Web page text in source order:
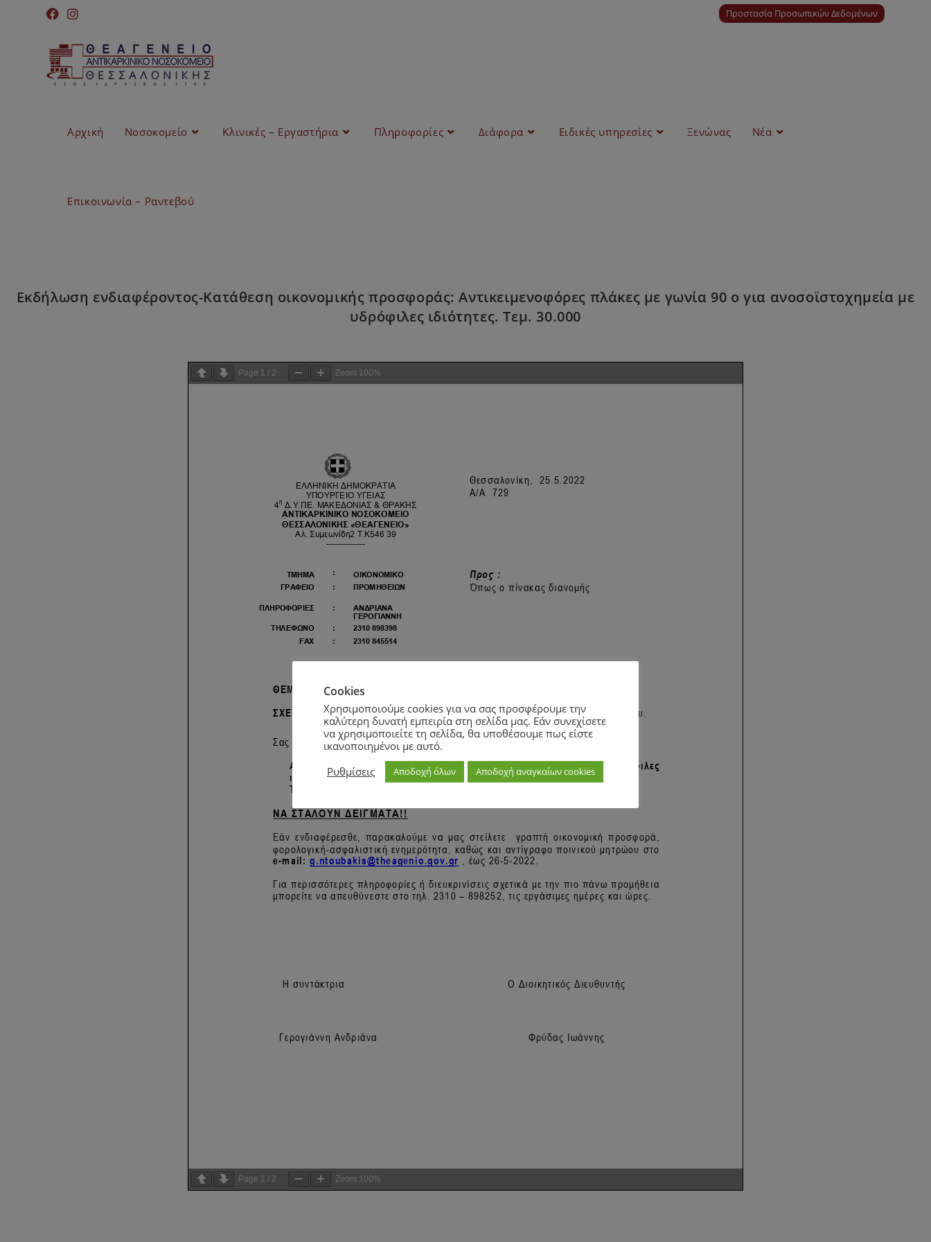
Προστασία Προσωπικών Δεδομένων
Αρχική Νοσοκομείο Κλινικές – Εργαστήρια Πληροφορίες Διάφορα Ειδικές υπηρεσίες Ξενώνας Νέα
Επικοινωνία – Ραντεβού
Εκδήλωση ενδιαφέροντος-Κατάθεση οικονοµικής προσφοράς: Αντικειµενοφόρες πλάκες µε γωνία 90 ο για ανοσοϊστοχηµεία µε
υδρόφιλες ιδιότητες. Τεµ. 30.000
Page 1 / 2 Zoom 100%
Page 1 / 2 Zoom 100%
Cookies
Χρησιμοποιούμε cookies για να σας προσφέρουμε την
καλύτερη δυνατή εμπειρία στη σελίδα μας. Εάν συνεχίσετε
να χρησιμοποιείτε τη σελίδα, θα υποθέσουμε πως είστε
ικανοποιημένοι με αυτό.
Ρυθμίσεις
Αποδοχή όλων Αποδοχή αναγκαίων cookies